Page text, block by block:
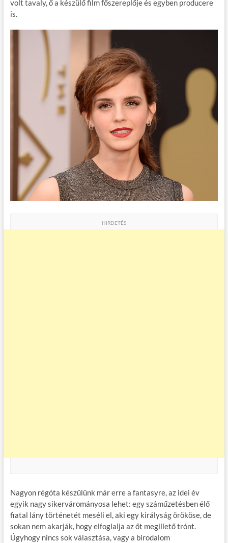
o
r
t
e
g
volt tavaly, ő a készülő film főszereplője és egyben producere
is.
HIRDETÉS
Nagyon régóta készülünk már erre a fantasyre, az idei év
egyik nagy sikervárományosa lehet: egy száműzetésben élő
fiatal lány történetét meséli el, aki egy királyság örököse, de
sokan nem akarják, hogy elfoglalja az őt megillető trónt.
Úgyhogy nincs sok választása, vagy a birodalom